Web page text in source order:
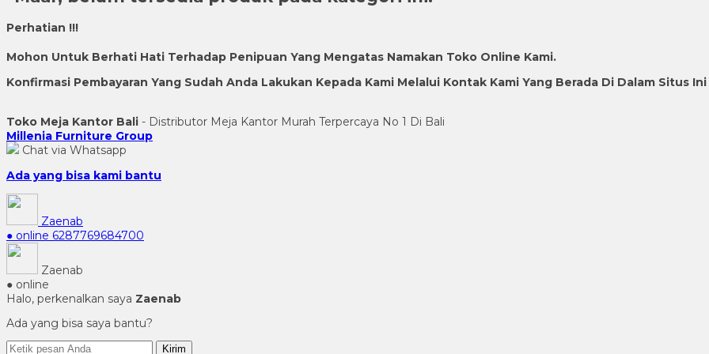
Perhatian !!!
Mohon Untuk Berhati Hati Terhadap Penipuan Yang Mengatas Namakan Toko Online Kami.
Konfirmasi Pembayaran Yang Sudah Anda Lakukan Kepada Kami Melalui Kontak Kami Yang Berada Di Dalam Situs Ini
Toko Meja Kantor Bali - Distributor Meja Kantor Murah Terpercaya No 1 Di Bali
Millenia Furniture Group
Chat via Whatsapp
Ada yang bisa kami bantu
Zaenab
● online 6287769684700
Zaenab
● online
Halo, perkenalkan saya Zaenab
Ada yang bisa saya bantu?
Kirim